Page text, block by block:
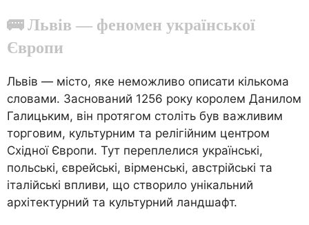
🚌 Львів — феномен української
Європи
Львів — місто, яке неможливо описати кількома
словами. Заснований 1256 року королем Данилом
Галицьким, він протягом століть був важливим
торговим, культурним та релігійним центром
Східної Європи. Тут переплелися українські,
польські, єврейські, вірменські, австрійські та
італійські впливи, що створило унікальний
архітектурний та культурний ландшафт.